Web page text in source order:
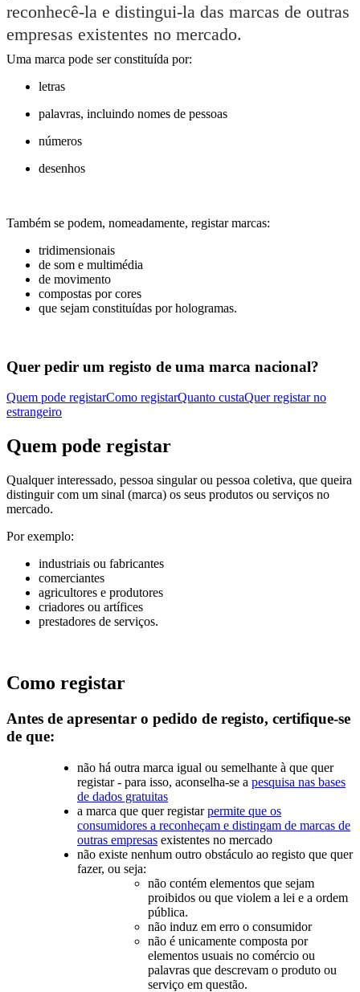
reconhecê-la e distingui-la das marcas de outras
empresas existentes no mercado.
Uma marca pode ser constituída por:
letras
palavras, incluindo nomes de pessoas
números
desenhos
Também se podem, nomeadamente, registar marcas:
tridimensionais
de som e multimédia
de movimento
compostas por cores
que sejam constituídas por hologramas.
Quer pedir um registo de uma marca nacional?
Quem pode registarComo registarQuanto custaQuer registar no
estrangeiro
Quem pode registar
Qualquer interessado, pessoa singular ou pessoa coletiva, que queira
distinguir com um sinal (marca) os seus produtos ou serviços no
mercado.
Por exemplo:
industriais ou fabricantes
comerciantes
agricultores e produtores
criadores ou artífices
prestadores de serviços.
Como registar
Antes de apresentar o pedido de registo, certifique-se
de que:
não há outra marca igual ou semelhante à que quer
registar - para isso, aconselha-se a pesquisa nas bases
de dados gratuitas
a marca que quer registarpermite que os
consumidores a reconheçam e distingam de marcas de
outras empresas existentes no mercado
não existe nenhum outro obstáculo ao registo que quer
fazer, ou seja:
não contém elementos que sejam
proibidos ou que violem a lei e a ordem
pública.
não induz em erro o consumidor
não é unicamente composta por
elementos usuais no comércio ou
palavras que descrevam o produto ou
serviço em questão.